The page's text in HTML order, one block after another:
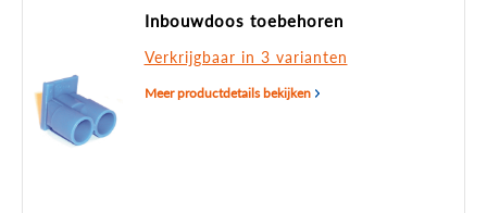
Inbouwdoos toebehoren
Verkrijgbaar in 3 varianten
Meer productdetails bekijken